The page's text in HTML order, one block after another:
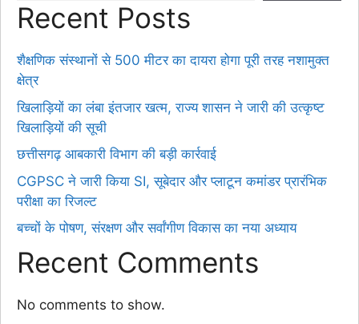
Recent Posts
शैक्षणिक संस्थानों से 500 मीटर का दायरा होगा पूरी तरह नशामुक्त
क्षेत्र
खिलाड़ियों का लंबा इंतजार खत्म, राज्य शासन ने जारी की उत्कृष्ट
खिलाड़ियों की सूची
छत्तीसगढ़ आबकारी विभाग की बड़ी कार्रवाई
CGPSC ने जारी किया SI, सूबेदार और प्लाटून कमांडर प्रारंभिक
परीक्षा का रिजल्ट
बच्चों के पोषण, संरक्षण और सर्वांगीण विकास का नया अध्याय
Recent Comments
No comments to show.